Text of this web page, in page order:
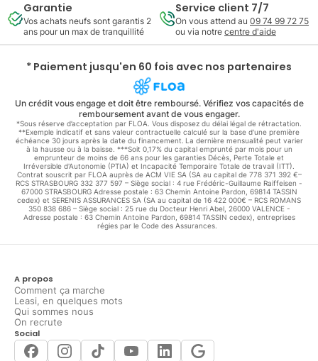
Garantie
Vos achats neufs sont garantis 2
ans pour un max de tranquillité
Service client 7/7
On vous attend au 09 74 99 72 75
ou via notre centre d'aide
* Paiement jusqu'en 60 fois avec nos partenaires
Un crédit vous engage et doit être remboursé. Vérifiez vos capacités de
remboursement avant de vous engager.
*Sous réserve d’acceptation par FLOA. Vous disposez du délai légal de rétractation.
**Exemple indicatif et sans valeur contractuelle calculé sur la base d'une première
échéance 30 jours après la date du financement. La dernière mensualité peut varier
à la hausse ou à la baisse. ***Soit 0,17% du capital emprunté par mois pour un
emprunteur de moins de 66 ans pour les garanties Décès, Perte Totale et
Irréversible d'Autonomie (PTIA) et Incapacité Temporaire Totale de travail (ITT).
Contrat souscrit par FLOA auprès de ACM VIE SA (SA au capital de 778 371 392 €–
RCS STRASBOURG 332 377 597 – Siège social : 4 rue Frédéric-Guillaume Raiffeisen -
67000 STRASBOURG Adresse postale : 63 Chemin Antoine Pardon, 69814 TASSIN
cedex) et SERENIS ASSURANCES SA (SA au capital de 16 422 000€ – RCS ROMANS
350 838 686 – Siège social : 25 rue du Docteur Henri Abel, 26000 VALENCE -
Adresse postale : 63 Chemin Antoine Pardon, 69814 TASSIN cedex), entreprises
régies par le Code des Assurances.
A propos
Comment ça marche
Leasi, en quelques mots
Qui sommes nous
On recrute
Social